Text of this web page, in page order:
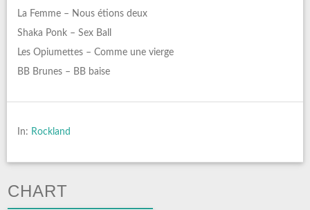
La Femme – Nous étions deux
Shaka Ponk – Sex Ball
Les Opiumettes – Comme une vierge
BB Brunes – BB baise
In: Rockland
CHART